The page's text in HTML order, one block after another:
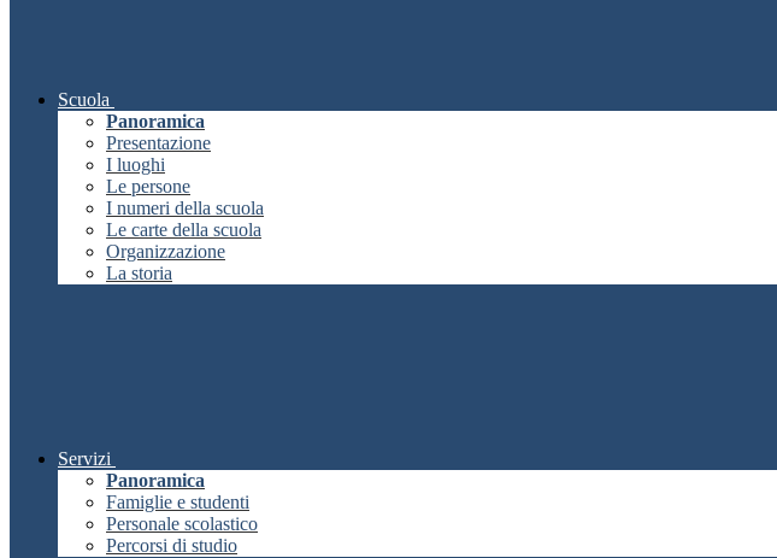
Scuola
Panoramica
Presentazione
I luoghi
Le persone
I numeri della scuola
Le carte della scuola
Organizzazione
La storia
Servizi
Panoramica
Famiglie e studenti
Personale scolastico
Percorsi di studio